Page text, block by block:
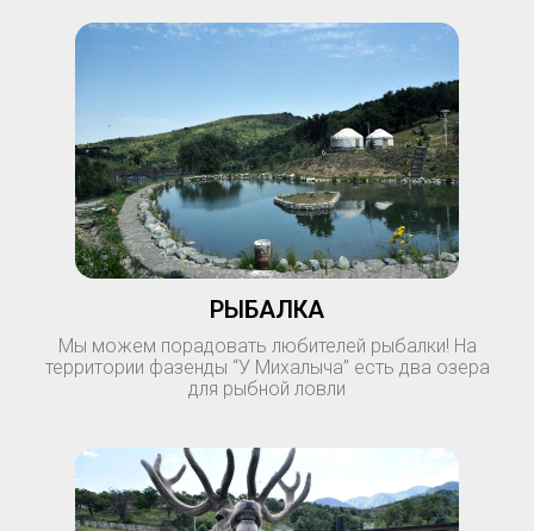
РЫБАЛКА
Мы можем порадовать любителей рыбалки! На
территории фазенды “У Михалыча” есть два озера
для рыбной ловли